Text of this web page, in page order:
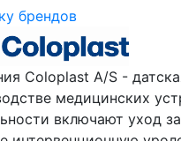
брендов
Coloplast A/S -
медицинских
включают уход